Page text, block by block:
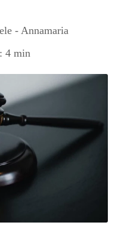
- Annamaria
4 min